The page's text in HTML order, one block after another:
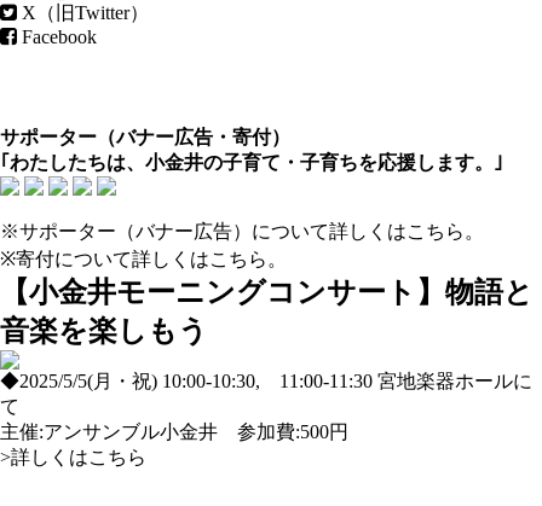
X（旧Twitter）
Facebook
サポーター（バナー広告 ・ 寄付）
｢わたしたちは、小金井の子育て・子育ちを応援します。｣
※サポーター（バナー広告）について詳しくはこちら 。
※寄付について詳しくはこちら 。
【小金井モーニングコンサート】物語と
音楽を楽しもう
◆2025/5/5(月・祝) 10:00-10:30, 11:00-11:30 宮地楽器ホールに
て
主催:アンサンブル小金井 参加費:500円
>詳しくはこちら